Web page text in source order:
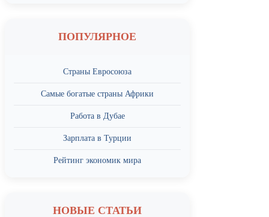
ПОПУЛЯРНОЕ
Страны Евросоюза
Самые богатые страны Африки
Работа в Дубае
Зарплата в Турции
Рейтинг экономик мира
НОВЫЕ СТАТЬИ